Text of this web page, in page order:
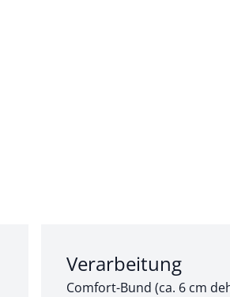
Abschnitt 2 von 3:
Verarbeitung
Comfort-Bund (ca. 6 cm